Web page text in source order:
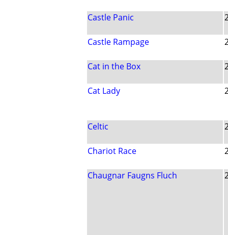
Castle Panic
Castle Rampage
Cat in the Box
Cat Lady
Celtic
Chariot Race
Chaugnar Faugns Fluch